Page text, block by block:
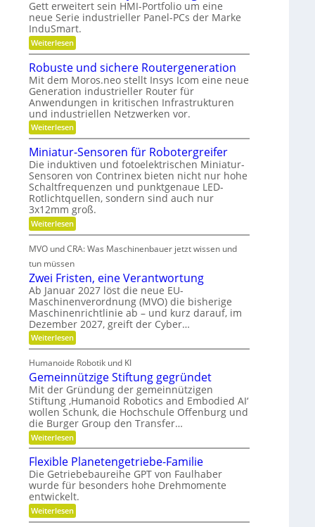
l
l
a
g
r
i
o
n
i
e
r
e
n
i
r
t
s
c
h
a
f
t
i
n
d
e
r
K
u
n
t
s
t
o
f
f
b
r
a
n
c
h
e
n
g
e
r
B
e
t
r
i
e
b
s
z
e
i
t
d
a
n
k
Ö
l
a
u
s
l
e
i
c
h
Gett erweitert sein HMI-Portfolio um eine
neue Serie industrieller Panel-PCs der Marke
InduSmart.
Weiterlesen:
P
n
e
l
-
P
C
-
S
e
r
i
e
f
ü
r
j
e
d
e
e
i
s
t
u
n
g
s
k
a
s
s
e
Robuste und sichere Routergeneration
Mit dem Moros.neo stellt Insys Icom eine neue
Generation industrieller Router für
Anwendungen in kritischen Infrastrukturen
und industriellen Netzwerken vor.
Weiterlesen:
R
o
b
u
s
t
e
u
n
d
s
i
c
h
e
r
R
o
u
t
e
r
g
e
n
e
r
a
t
i
o
n
Miniatur-Sensoren für Robotergreifer
Die induktiven und fotoelektrischen Miniatur-
Sensoren von Contrinex bieten nicht nur hohe
Schaltfrequenzen und punktgenaue LED-
Rotlichtquellen, sondern sind auch nur
3x12mm groß.
Weiterlesen:
M
n
i
t
u
r
-
S
e
n
s
o
e
n
f
ü
r
R
o
b
o
e
r
g
r
e
MVO und CRA: Was Maschinenbauer jetzt wissen und
tun müssen
Zwei Fristen, eine Verantwortung
Ab Januar 2027 löst die neue EU-
Maschinenverordnung (MVO) die bisherige
Maschinenrichtlinie ab – und kurz darauf, im
Dezember 2027, greift der Cyber…
Weiterlesen:
Z
e
i
F
r
i
s
t
e
n
,
e
i
n
e
V
e
r
Humanoide Robotik und KI
Gemeinnützige Stiftung gegründet
Mit der Gründung der gemeinnützigen
Stiftung ‚Humanoid Robotics and Embodied AI‘
wollen Schunk, die Hochschule Offenburg und
die Burger Group den Transfer…
Weiterlesen:
G
e
m
e
i
n
n
ü
t
Flexible Planetengetriebe-Familie
Die Getriebebaureihe GPT von Faulhaber
wurde für besonders hohe Drehmomente
entwickelt.
Weiterlesen:
F